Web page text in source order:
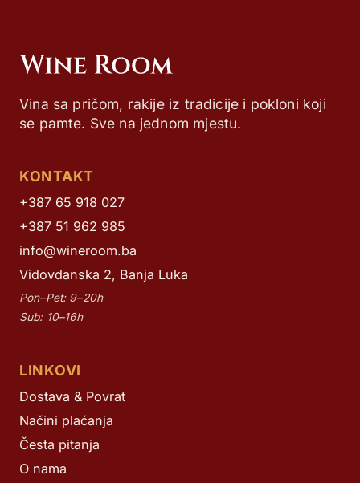
Vina sa pričom, rakije iz tradicije i pokloni koji
se pamte. Sve na jednom mjestu.
KONTAKT
+387 65 918 027
+387 51 962 985
info@wineroom.ba
Vidovdanska 2, Banja Luka
Pon–Pet: 9–20h
Sub: 10–16h
LINKOVI
Dostava & Povrat
Načini plaćanja
Česta pitanja
O nama